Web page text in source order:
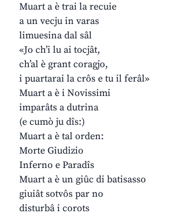
Muart a è trai la recuie
a un vecju in varas
limuesina dal sâl
«Jo ch’i lu ai tocjât,
ch’al è grant coragjo,
i puartarai la crôs e tu il ferâl»
Muart a è i Novissimi
imparâts a dutrina
(e cumò ju dîs:)
Muart a è tal orden:
Morte Giudizio
Inferno e Paradîs
Muart a è un giûc di batisasso
giuiât sotvôs par no
disturbâ i corots